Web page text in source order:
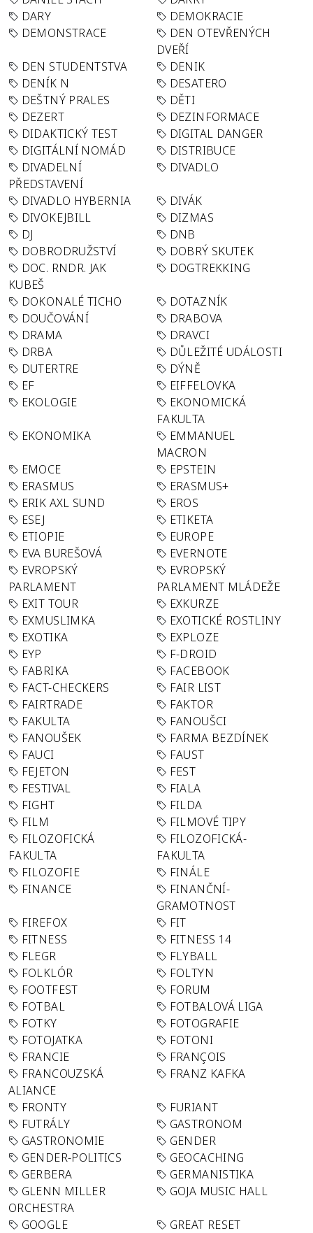
DARY
DEMOKRACIE
DEMONSTRACE
DEN OTEVŘENÝCH
DVEŘÍ
DEN STUDENTSTVA
DENIK
DENÍK N
DESATERO
DEŠTNÝ PRALES
DĚTI
DEZERT
DEZINFORMACE
DIDAKTICKÝ TEST
DIGITAL DANGER
DIGITÁLNÍ NOMÁD
DISTRIBUCE
DIVADELNÍ
PŘEDSTAVENÍ
DIVADLO
DIVADLO HYBERNIA
DIVÁK
DIVOKEJBILL
DIZMAS
DJ
DNB
DOBRODRUŽSTVÍ
DOBRÝ SKUTEK
DOC. RNDR. JAK
KUBEŠ
DOGTREKKING
DOKONALÉ TICHO
DOTAZNÍK
DOUČOVÁNÍ
DRABOVA
DRAMA
DRAVCI
DRBA
DŮLEŽITÉ UDÁLOSTI
DUTERTRE
DÝNĚ
EF
EIFFELOVKA
EKOLOGIE
EKONOMICKÁ
FAKULTA
EKONOMIKA
EMMANUEL
MACRON
EMOCE
EPSTEIN
ERASMUS
ERASMUS+
ERIK AXL SUND
EROS
ESEJ
ETIKETA
ETIOPIE
EUROPE
EVA BUREŠOVÁ
EVERNOTE
EVROPSKÝ
PARLAMENT
EVROPSKÝ
PARLAMENT MLÁDEŽE
EXIT TOUR
EXKURZE
EXMUSLIMKA
EXOTICKÉ ROSTLINY
EXOTIKA
EXPLOZE
EYP
F-DROID
FABRIKA
FACEBOOK
FACT-CHECKERS
FAIR LIST
FAIRTRADE
FAKTOR
FAKULTA
FANOUŠCI
FANOUŠEK
FARMA BEZDÍNEK
FAUCI
FAUST
FEJETON
FEST
FESTIVAL
FIALA
FIGHT
FILDA
FILM
FILMOVÉ TIPY
FILOZOFICKÁ
FAKULTA
FILOZOFICKÁ-
FAKULTA
FILOZOFIE
FINÁLE
FINANCE
FINANČNÍ-
GRAMOTNOST
FIREFOX
FIT
FITNESS
FITNESS 14
FLEGR
FLYBALL
FOLKLÓR
FOLTYN
FOOTFEST
FORUM
FOTBAL
FOTBALOVÁ LIGA
FOTKY
FOTOGRAFIE
FOTOJATKA
FOTONI
FRANCIE
FRANÇOIS
FRANCOUZSKÁ
ALIANCE
FRANZ KAFKA
FRONTY
FURIANT
FUTRÁLY
GASTRONOM
GASTRONOMIE
GENDER
GENDER-POLITICS
GEOCACHING
GERBERA
GERMANISTIKA
GLENN MILLER
ORCHESTRA
GOJA MUSIC HALL
GOOGLE
GREAT RESET